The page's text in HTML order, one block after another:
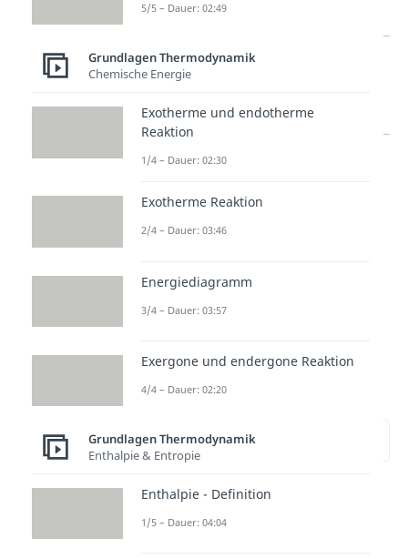
0
0
H
>
0
S
Thermisch nicht
Temperatur und der
Gibbs-Helmholtz-
Gleichung
zur Stelle im Video springen
(01:19)
Wie man an der Formel sieht,
hängt der Einfluss der Entropie
5/5 – Dauer: 02:49
Grundlagen Thermodynamik
Chemische Energie
Exotherme und endotherme
Reaktion
1/4 – Dauer: 02:30
Exotherme Reaktion
2/4 – Dauer: 03:46
Energiediagramm
3/4 – Dauer: 03:57
Exergone und endergone Reaktion
4/4 – Dauer: 02:20
Grundlagen Thermodynamik
Enthalpie & Entropie
Enthalpie - Definition
1/5 – Dauer: 04:04